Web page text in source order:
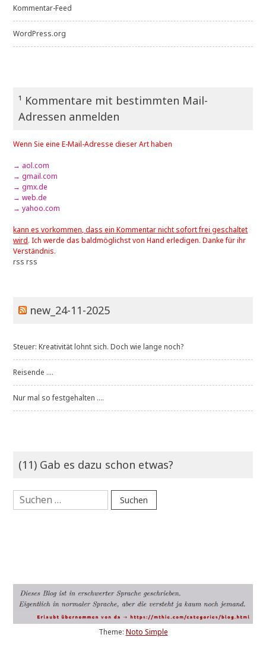
Kommentar-Feed
WordPress.org
¹ Kommentare mit bestimmten Mail-
Adressen anmelden
Wenn Sie eine E-Mail-Adresse dieser Art haben
→ aol.com
→ gmail.com
→ gmx.de
→ web.de
→ yahoo.com
kann es vorkommen, dass ein Kommentar nicht sofort frei geschaltet
wird. Ich werde das baldmöglichst von Hand erledigen. Danke für ihr
Verständnis.
rss rss
new_24-11-2025
Steuer: Kreativität lohnt sich. Doch wie lange noch?
Reisende ....
Nur mal so festgehalten ....
(11) Gab es dazu schon etwas?
Suchen
nach:
Theme: Noto Simple